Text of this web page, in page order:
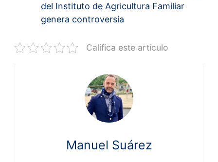
del Instituto de Agricultura Familiar
genera controversia
Califica este artículo
Manuel Suárez